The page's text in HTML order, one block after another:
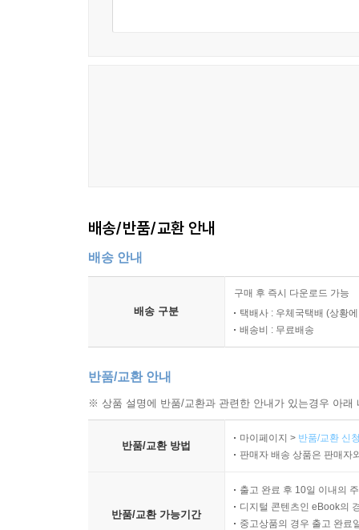
배송/반품/교환 안내
배송 안내
배송 구분
구매 후 즉시 다운로드 가능
택배사 : 우체국택배 (상황
배송비 : 무료배송
반품/교환 안내
※ 상품 설명에 반품/교환과 관련한 안내가 있는경우 아
반품/교환 방법
마이페이지 > 반품/교환 신
판매자 배송 상품은 판매자
반품/교환 가능기간
출고 완료 후 10일 이내의
디지털 콘텐츠인 eBook의
중고상품의 경우 출고 완료